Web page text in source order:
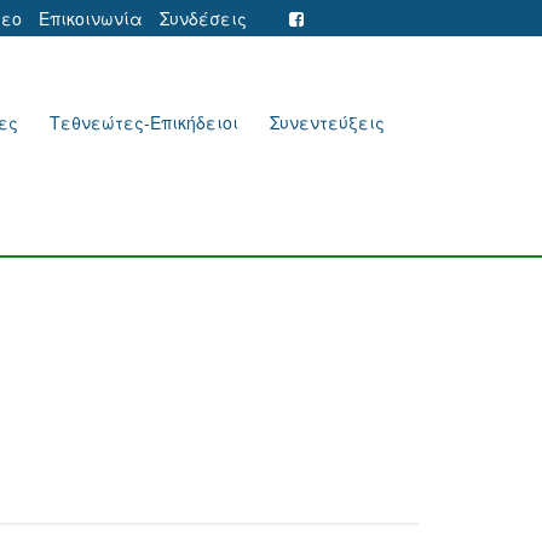
Επικοινωνία Συνδέσεις
Τεθνεώτες-Επικήδειοι Συνεντεύξεις